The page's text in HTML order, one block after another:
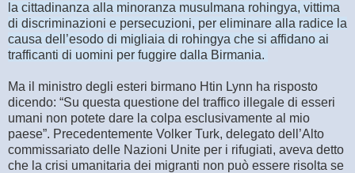
la cittadinanza alla minoranza musulmana rohingya, vittima
di discriminazioni e persecuzioni, per eliminare alla radice la
causa dell’esodo di migliaia di rohingya che si affidano ai
trafficanti di uomini per fuggire dalla Birmania.
Ma il ministro degli esteri birmano Htin Lynn ha risposto
dicendo: “Su questa questione del traffico illegale di esseri
umani non potete dare la colpa esclusivamente al mio
paese”. Precedentemente Volker Turk, delegato dell’Alto
commissariato delle Nazioni Unite per i rifugiati, aveva detto
che la crisi umanitaria dei migranti non può essere risolta se